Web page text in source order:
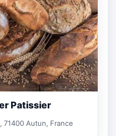
Patissier
71400 Autun, France